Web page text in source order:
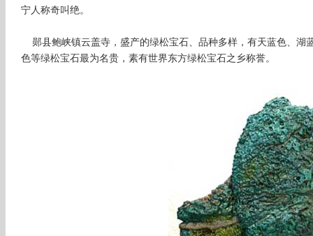
宁人称奇叫绝。
郧县鲍峡镇云盖寺，盛产的绿松宝石、品种多样，有天蓝色、湖
色等绿松宝石最为名贵，素有世界东方绿松宝石之乡称誉。